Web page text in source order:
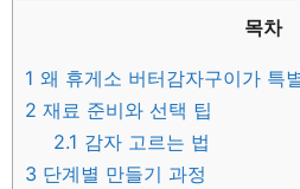
목차
1 왜 휴게소 버터감자구이가 특
2 재료 준비와 선택 팁
2.1 감자 고르는 법
3 단계별 만들기 과정